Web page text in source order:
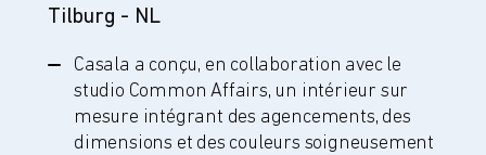
Tilburg - NL
Casala a conçu, en collaboration avec le
studio Common Affairs, un intérieur sur
mesure intégrant des agencements, des
dimensions et des couleurs soigneusement